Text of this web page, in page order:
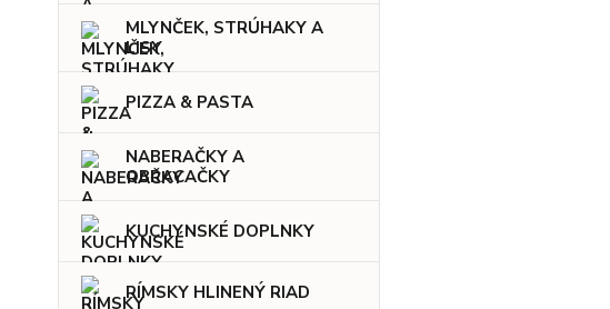
MLYNČEK, STRÚHAKY A
LISY
PIZZA & PASTA
NABERAČKY A
OBRACAČKY
KUCHYNSKÉ DOPLNKY
RÍMSKY HLINENÝ RIAD